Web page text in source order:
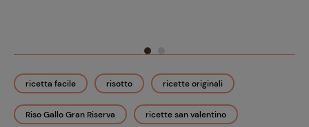
ricetta facile risotto ricette originali
Riso Gallo Gran Riserva ricette san valentino